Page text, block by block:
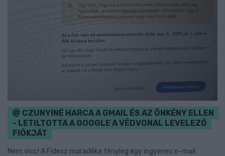
CZUNYINÉ HARCA A GMAIL ÉS AZ ÖNKÉNY ELLEN
- LETILTOTTA A GOOGLE A VÉDVONAL LEVELEZŐ
FIÓKJÁT
Nem vicc! A Fidesz maradéka tényleg egy ingyenes e-mail